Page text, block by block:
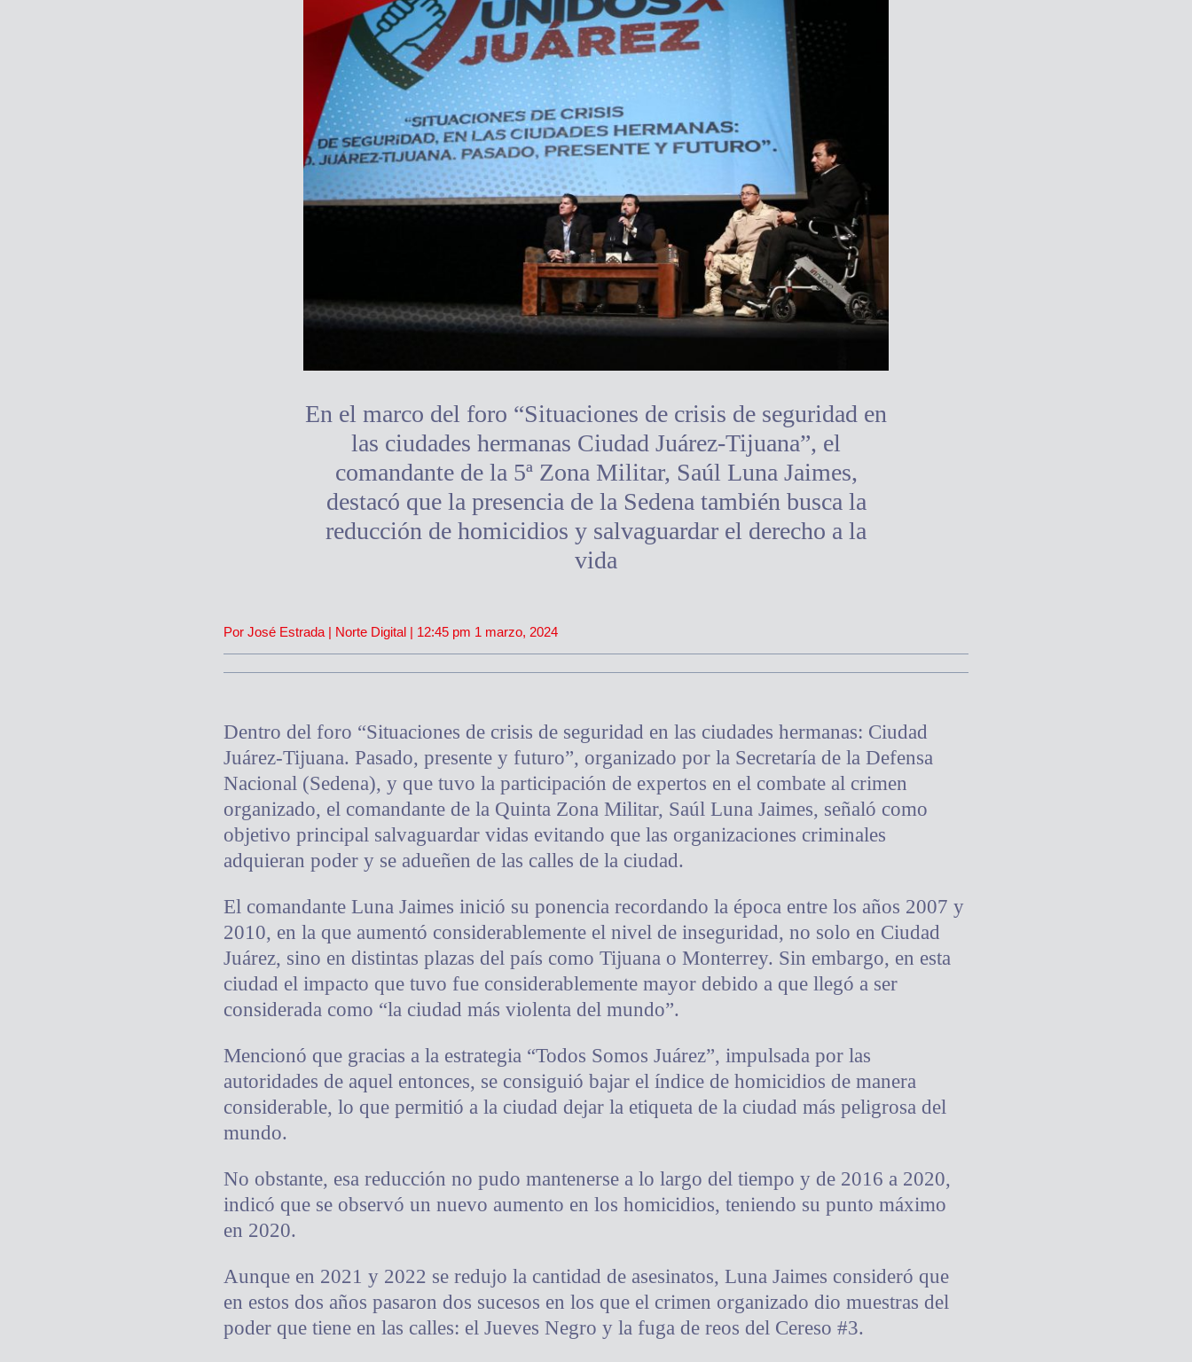
En el marco del foro “Situaciones de crisis de seguridad en
las ciudades hermanas Ciudad Juárez-Tijuana”, el
comandante de la 5ª Zona Militar, Saúl Luna Jaimes,
destacó que la presencia de la Sedena también busca la
reducción de homicidios y salvaguardar el derecho a la
vida
Por José Estrada | Norte Digital | 12:45 pm 1 marzo, 2024
Dentro del foro “Situaciones de crisis de seguridad en las ciudades hermanas: Ciudad
Juárez-Tijuana. Pasado, presente y futuro”, organizado por la Secretaría de la Defensa
Nacional (Sedena), y que tuvo la participación de expertos en el combate al crimen
organizado, el comandante de la Quinta Zona Militar, Saúl Luna Jaimes, señaló como
objetivo principal salvaguardar vidas evitando que las organizaciones criminales
adquieran poder y se adueñen de las calles de la ciudad.
El comandante Luna Jaimes inició su ponencia recordando la época entre los años 2007 y
2010, en la que aumentó considerablemente el nivel de inseguridad, no solo en Ciudad
Juárez, sino en distintas plazas del país como Tijuana o Monterrey. Sin embargo, en esta
ciudad el impacto que tuvo fue considerablemente mayor debido a que llegó a ser
considerada como “la ciudad más violenta del mundo”.
Mencionó que gracias a la estrategia “Todos Somos Juárez”, impulsada por las
autoridades de aquel entonces, se consiguió bajar el índice de homicidios de manera
considerable, lo que permitió a la ciudad dejar la etiqueta de la ciudad más peligrosa del
mundo.
No obstante, esa reducción no pudo mantenerse a lo largo del tiempo y de 2016 a 2020,
indicó que se observó un nuevo aumento en los homicidios, teniendo su punto máximo
en 2020.
Aunque en 2021 y 2022 se redujo la cantidad de asesinatos, Luna Jaimes consideró que
en estos dos años pasaron dos sucesos en los que el crimen organizado dio muestras del
poder que tiene en las calles: el Jueves Negro y la fuga de reos del Cereso #3.